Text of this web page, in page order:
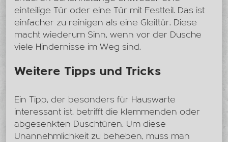
einteilige Tür oder eine Tür mit Festteil. Das ist
einfacher zu reinigen als eine Gleittür. Diese
macht wiederum Sinn, wenn vor der Dusche
viele Hindernisse im Weg sind.
Weitere Tipps und Tricks
Ein Tipp, der besonders für Hauswarte
interessant ist, betrifft die klemmenden oder
abgesenkten Duschtüren. Um diese
Unannehmlichkeit zu beheben, muss man